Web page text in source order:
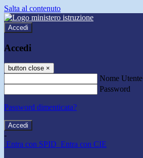
Salta al contenuto
Accedi
Accedi
button close ×
Nome Utente
Password
Password dimenticata?
-
Entra con SPID Entra con CIE